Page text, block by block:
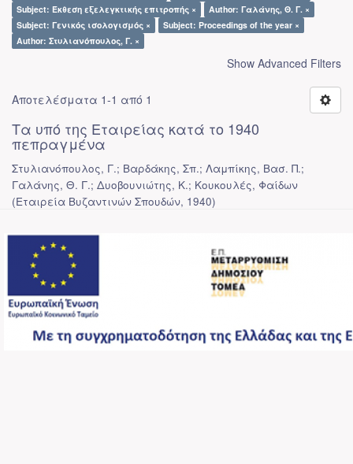
Subject: Έκθεση εξελεγκτικής επιτροπής ×
Author: Γαλάνης, Θ. Γ. ×
Subject: Γενικός ισολογισμός ×
Subject: Proceedings of the year ×
Author: Στυλιανόπουλος, Γ. ×
Show Advanced Filters
Αποτελέσματα 1-1 από 1
Τα υπό της Εταιρείας κατά το 1940
πεπραγμένα
Στυλιανόπουλος, Γ.; Βαρδάκης, Σπ.; Λαμπίκης, Βασ. Π.;
Γαλάνης, Θ. Γ.; Δυοβουνιώτης, Κ.; Κουκουλές, Φαίδων
(Εταιρεία Βυζαντινών Σπουδών, 1940)